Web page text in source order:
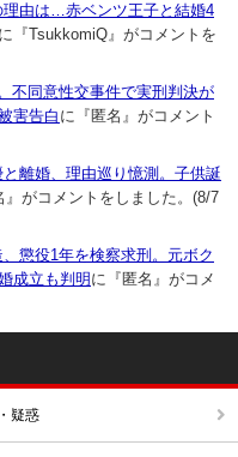
由は…赤ベンツ王子と結婚4
に『TsukkomiQ』がコメントを
不同意性交事件で実刑判決が
害告白 に『匿名』がコメント
離婚、理由巡り憶測。子供誕
』がコメントをしました。(8/7
懲役1年を検察求刑。元ボク
成立も判明 に『匿名』がコメ
疑惑